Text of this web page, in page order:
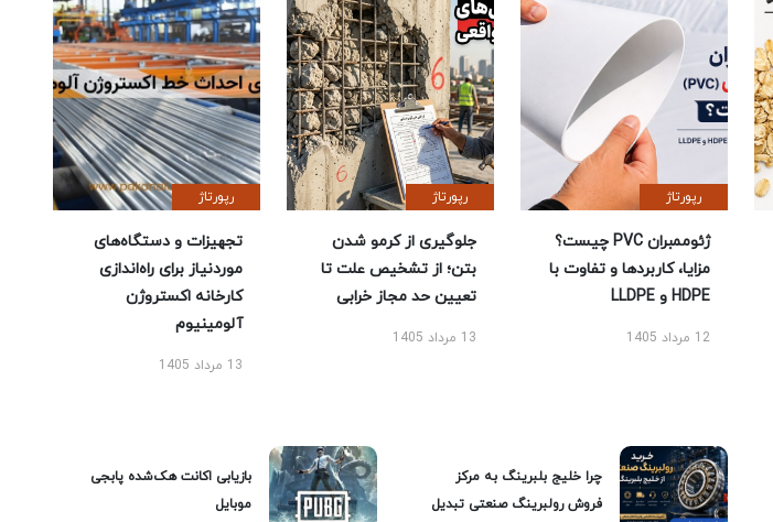
رپورتاژ
ژئوممبران PVC چیست؟
مزایا، کاربردها و تفاوت با
HDPE و LLDPE
12 مرداد 1405
رپورتاژ
جلوگیری از کرمو شدن
بتن؛ از تشخیص علت تا
تعیین حد مجاز خرابی
13 مرداد 1405
رپورتاژ
تجهیزات و دستگاه‌های
موردنیاز برای راه‌اندازی
کارخانه اکستروژن
آلومینیوم
13 مرداد 1405
چرا خلیج بلبرینگ به مرکز
فروش رولبرینگ صنعتی تبدیل
بازیابی اکانت هک‌شده پابجی
موبایل